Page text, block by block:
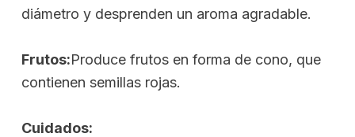
diámetro y desprenden un aroma agradable.
Frutos:Produce frutos en forma de cono, que
contienen semillas rojas.
Cuidados: